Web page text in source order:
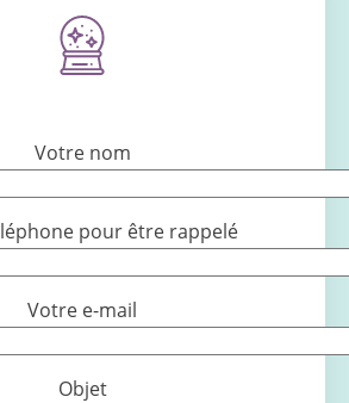
Votre nom
pour être rappelé
Votre e-mail
Objet